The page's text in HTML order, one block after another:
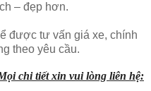
– đẹp hơn.
được tư vấn giá xe, chính
theo yêu cầu.
chi tiết xin vui lòng liên hệ: